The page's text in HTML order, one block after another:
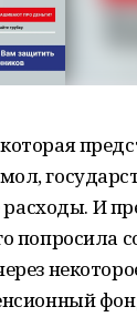
И
попросила